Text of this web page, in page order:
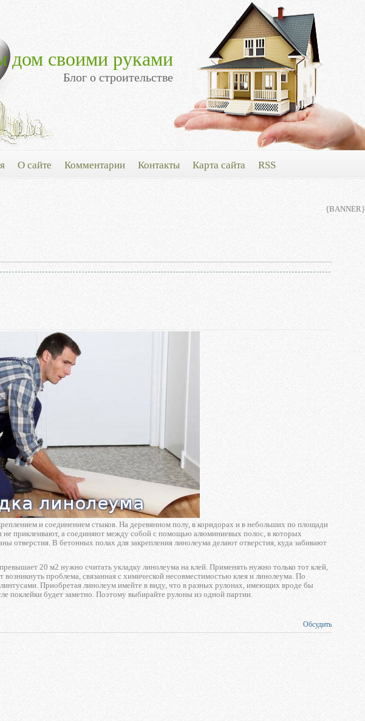
дом своими руками
Блог о строительстве
О сайте Комментарии Контакты Карта сайта RSS
{BANNER}
и соединением стыков. На деревянном полу, в коридорах и в небольших по площади
приклеивают, а соединяют между собой с помощью алюминиевых полос, в которых
отверстия. В бетонных полах для закрепления линолеума делают отверстия, куда забивают
20 м2 нужно считать укладку линолеума на клей. Применять нужно только тот клей,
проблема, связанная с химической несовместимостью клея и линолеума. По
Приобретая линолеум имейте в виду, что в разных рулонах, имеющих вроде бы
поклейки будет заметно. Поэтому выбирайте рулоны из одной партии.
Обсудить